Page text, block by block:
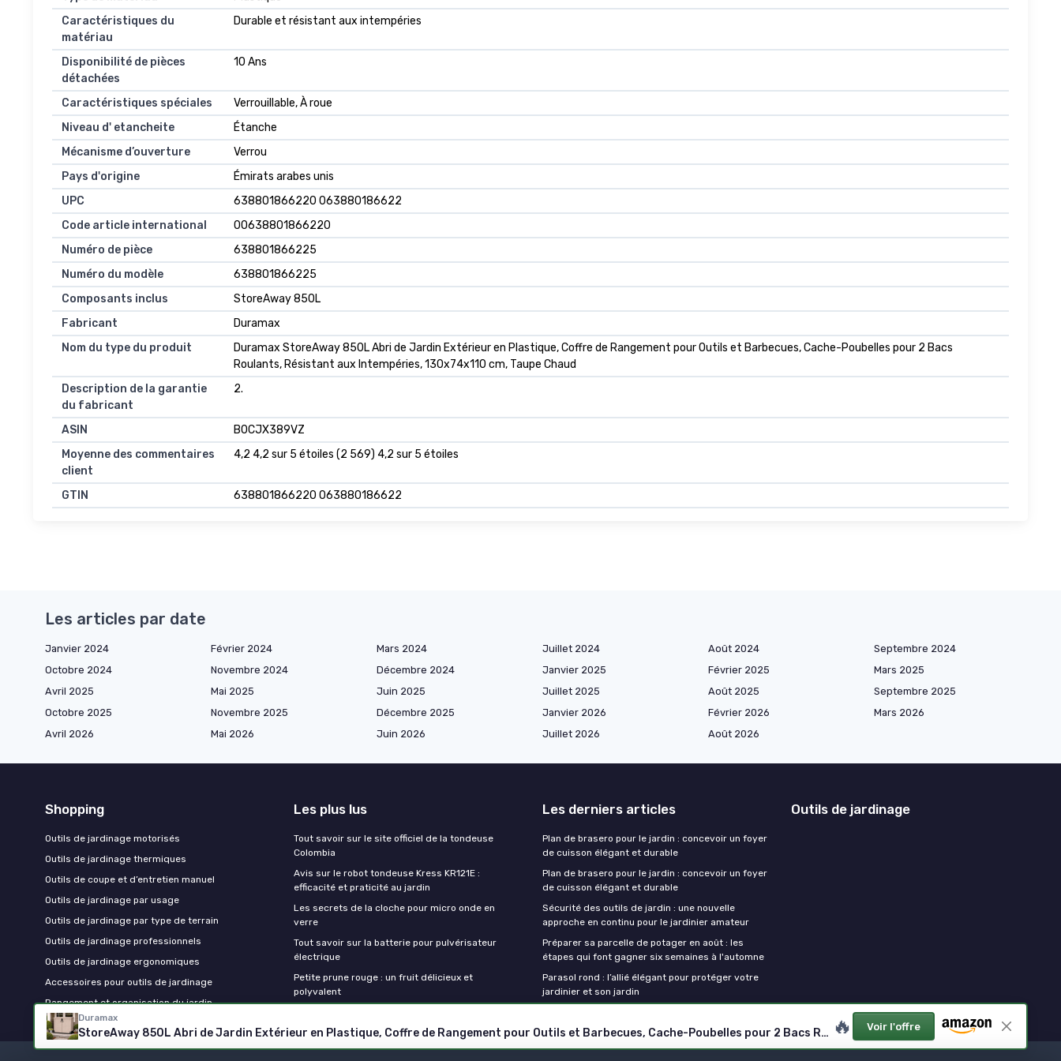
Caractéristiques du
matériau
Durable et résistant aux intempéries
Disponibilité de pièces
détachées
10 Ans
Caractéristiques spéciales
Verrouillable, À roue
Niveau d' etancheite
Étanche
Mécanisme d’ouverture
Verrou
Pays d'origine
Émirats arabes unis
UPC
638801866220 063880186622
Code article international
00638801866220
Numéro de pièce
638801866225
Numéro du modèle
638801866225
Composants inclus
StoreAway 850L
Fabricant
Duramax
Nom du type du produit
Duramax StoreAway 850L Abri de Jardin Extérieur en Plastique, Coffre de Rangement pour Outils et Barbecues, Cache-Poubelles pour 2 Bacs
Roulants, Résistant aux Intempéries, 130x74x110 cm, Taupe Chaud
Description de la garantie
du fabricant
2.
ASIN
B0CJX389VZ
Moyenne des commentaires
client
4,2 4,2 sur 5 étoiles (2 569) 4,2 sur 5 étoiles
GTIN 638801866220 063880186622
Duramax
StoreAway 850L Abri de Jardin Extérieur en Plastique, Coffre de Rangement pour Outils et Barbecues, Cache-Poubelles pour 2 Bacs Roulants, Résistant aux Intempéries, 130x74x110 cm, Taupe Chaud Flat Lid Warm Taupe 850L 🔥 Voir l'offre
Les articles par date
Janvier 2024 Février 2024 Mars 2024 Juillet 2024 Août 2024
Septembre 2024
Octobre 2024
Novembre 2024 Décembre 2024 Janvier 2025 Février 2025
Mars 2025
Avril 2025
Mai 2025 Juin 2025 Juillet 2025 Août 2025
Septembre 2025
Octobre 2025
Novembre 2025 Décembre 2025 Janvier 2026 Février 2026
Mars 2026
Avril 2026
Mai 2026 Juin 2026 Juillet 2026 Août 2026
Shopping
Outils de jardinage motorisés
Outils de jardinage thermiques
Outils de coupe et d’entretien manuel
Outils de jardinage par usage
Outils de jardinage par type de terrain
Outils de jardinage professionnels
Outils de jardinage ergonomiques
Accessoires pour outils de jardinage
Rangement et organisation du jardin
Les plus lus
Tout savoir sur le site officiel de la tondeuse
Colombia
Avis sur le robot tondeuse Kress KR121E :
efficacité et praticité au jardin
Les secrets de la cloche pour micro onde en
verre
Tout savoir sur la batterie pour pulvérisateur
électrique
Petite prune rouge : un fruit délicieux et
polyvalent
Les derniers articles
Plan de brasero pour le jardin : concevoir un foyer
de cuisson élégant et durable
Plan de brasero pour le jardin : concevoir un foyer
de cuisson élégant et durable
Sécurité des outils de jardin : une nouvelle
approche en continu pour le jardinier amateur
Préparer sa parcelle de potager en août : les
étapes qui font gagner six semaines à l'automne
Parasol rond : l’allié élégant pour protéger votre
jardinier et son jardin
Outils de jardinage